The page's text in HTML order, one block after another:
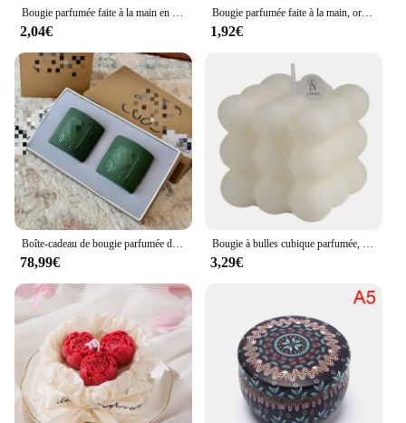
Bougie parfumée faite à la main en forme de fleur d'oeillet, ornements d'aromathérapie pour la maison, cadeau de main de fille, décor de fête des mères
2,04€
Bougie parfumée faite à la main, ornement d'aromathérapie pour la maison, cadeau de fête des mères et de filles, décor de fête avec un parfum léger d'œillets
1,92€
Boîte-cadeau de bougie parfumée de cèdre 130ml * 2 boîte-cadeau contenant de bougie parfumée en bois parfum de maison
78,99€
Bougie à bulles cubique parfumée, décorations pour la maison, bricolage, cadeau d'anniversaire parfumé, ci-après les
3,29€